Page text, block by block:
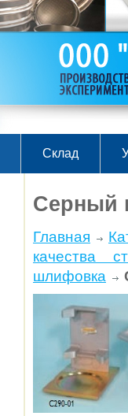
Склад
Серный
Главная
качества
шлифовка